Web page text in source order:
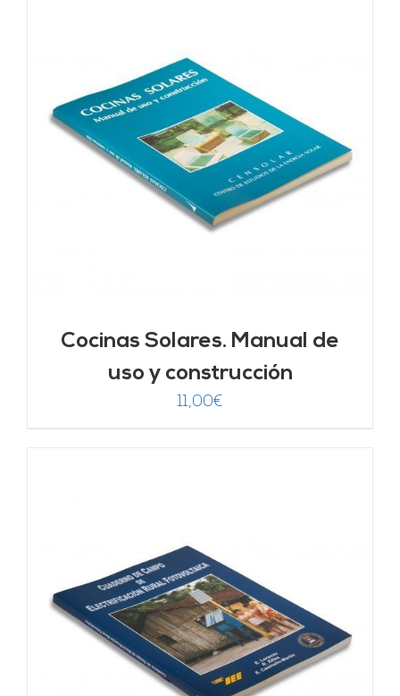
Cocinas Solares. Manual de
uso y construcción
11,00€